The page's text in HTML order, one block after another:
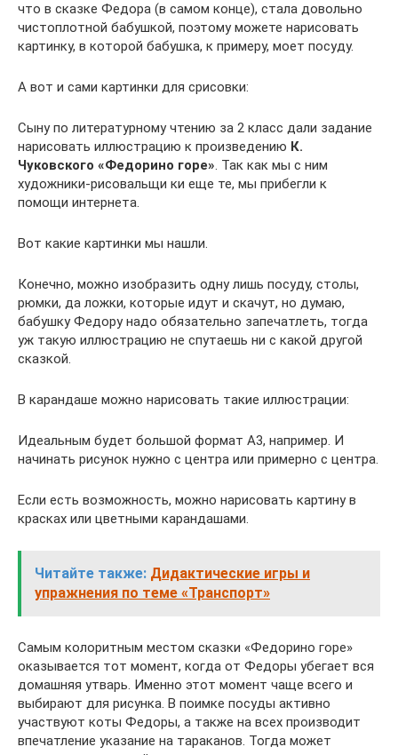
что в сказке Федора (в самом конце), стала довольно
чистоплотной бабушкой, поэтому можете нарисовать
картинку, в которой бабушка, к примеру, моет посуду.
А вот и сами картинки для срисовки:
Сыну по литературному чтению за 2 класс дали задание
нарисовать иллюстрацию к произведению К.
Чуковского «Федорино горе». Так как мы с ним
художники-рисовальщи­ ки еще те, мы прибегли к
помощи интернета.
Вот какие картинки мы нашли.
Конечно, можно изобразить одну лишь посуду, столы,
рюмки, да ложки, которые идут и скачут, но думаю,
бабушку Федору надо обязательно запечатлеть, тогда
уж такую иллюстрацию не спутаешь ни с какой другой
сказкой.
В карандаше можно нарисовать такие иллюстрации:
Идеальным будет большой формат А3, например. И
начинать рисунок нужно с центра или примерно с центра.
Если есть возможность, можно нарисовать картину в
красках или цветными карандашами.
Читайте также: Дидактические игры и
упражнения по теме «Транспорт»
Самым колоритным местом сказки «Федорино горе»
оказывается тот момент, когда от Федоры убегает вся
домашняя утварь. Именно этот момент чаще всего и
выбирают для рисунка. В поимке посуды активно
участвуют коты Федоры, а также на всех производит
впечатление указание на тараканов. Тогда может